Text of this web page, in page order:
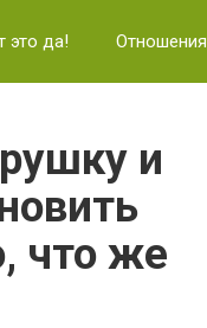
это да! Отношения
и
что же